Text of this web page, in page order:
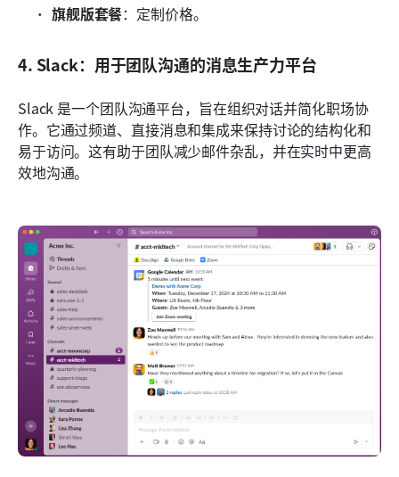
旗舰版套餐：定制价格。
4. Slack：用于团队沟通的消息生产力平台
Slack 是一个团队沟通平台，旨在组织对话并简化职场协
作。它通过频道、直接消息和集成来保持讨论的结构化和
易于访问。这有助于团队减少邮件杂乱，并在实时中更高
效地沟通。